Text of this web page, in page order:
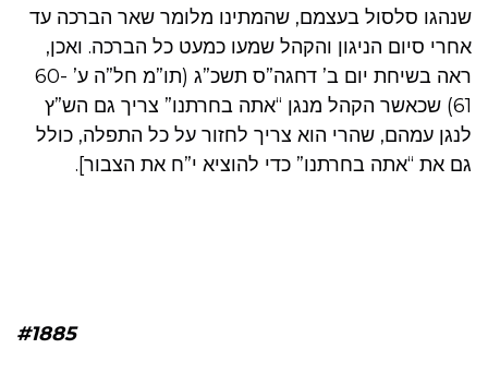
שנהגו סלסול בעצמם, שהמתינו מלומר שאר הברכה עד
אחרי סיום הניגון והקהל שמעו כמעט כל הברכה. ואכן,
ראה בשיחת יום ב’ דחגה”ס תשכ”ג (תו”מ חל”ה ע’ 60-
61) שכאשר הקהל מנגן “אתה בחרתנו” צריך גם הש”ץ
לנגן עמהם, שהרי הוא צריך לחזור על כל התפלה, כולל
גם את “אתה בחרתנו” כדי להוציא י”ח את הצבור].
#1885